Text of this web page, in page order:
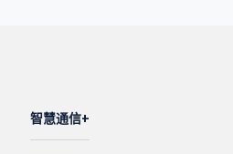
智慧通信